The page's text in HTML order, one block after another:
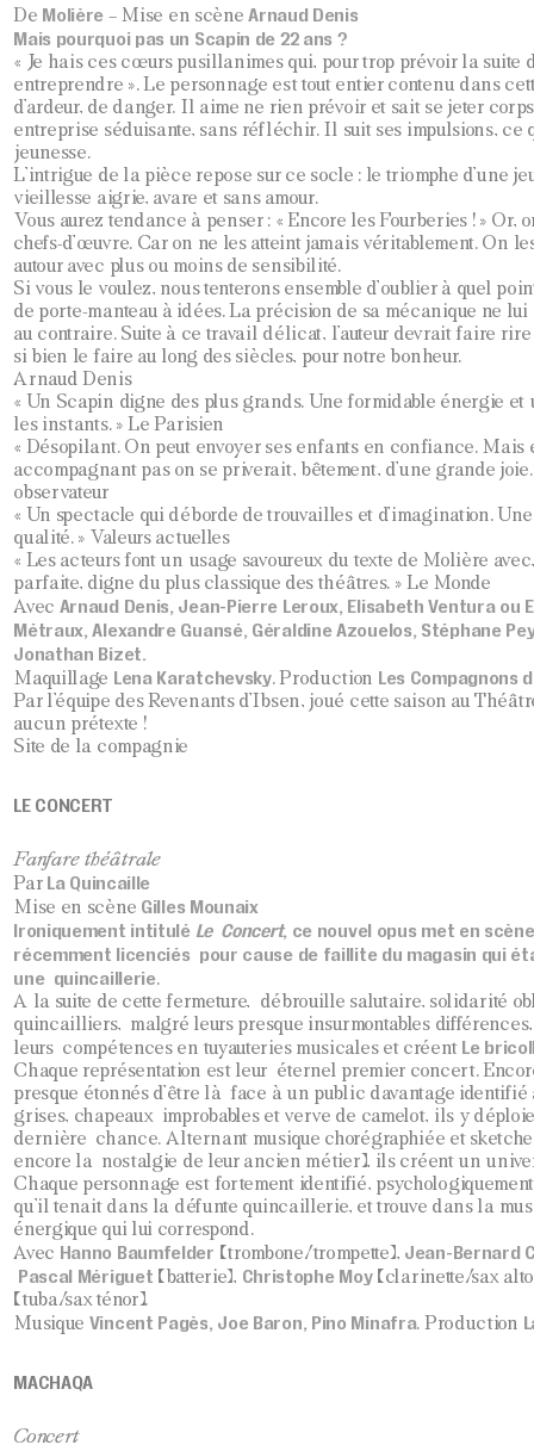
De Molière – Mise en scèneArnaud Denis
Mais pourquoi pas un Scapin de 22 ans ?
« Je hais ces cœurs pusillanimes qui, pour trop prévoir la suite
entreprendre ». Le personnage est tout entier contenu dans
d’ardeur, de danger. Il aime ne rien prévoir et sait se jeter
entreprise séduisante, sans réfléchir. Il suit ses impulsions, ce
jeunesse.
L’intrigue de la pièce repose sur ce socle : le triomphe d’une
vieillesse aigrie, avare et sans amour.
Vous aurez tendance à penser : « Encore les Fourberies ! » Or,
chefs-d’œuvre. Car on ne les atteint jamais véritablement. On
autour avec plus ou moins de sensibilité.
Si vous le voulez, nous tenterons ensemble d’oublier à quel
de porte-manteau à idées. La précision de sa mécanique ne
au contraire. Suite à ce travail délicat, l’auteur devrait faire
si bien le faire au long des siècles, pour notre bonheur.
Arnaud Denis
« Un Scapin digne des plus grands. Une formidable énergie et
les instants. » Le Parisien
« Désopilant. On peut envoyer ses enfants en confiance. Mais
accompagnant pas on se priverait, bêtement, d’une grande
observateur
« Un spectacle qui déborde de trouvailles et d’imagination.
qualité. » Valeurs actuelles
« Les acteurs font un usage savoureux du texte de Molière
parfaite, digne du plus classique des théâtres. » Le Monde
Avec Arnaud Denis, Jean-Pierre Leroux, Elisabeth Ventura ou
Métraux, Alexandre Guansé, Géraldine Azouelos, Stéphane
Jonathan Bizet.
Maquillage Lena Karatchevsky. Production Les Compagnons
Par l’équipe des Revenants d’Ibsen, joué cette saison au
aucun prétexte !
Site de la compagnie
LE CONCERT
Fanfare théâtrale
Par La Quincaille
Mise en scène Gilles Mounaix
Ironiquement intitulé Le Concert, ce nouvel opus met en
récemment licenciés pour cause de faillite du magasin qui
une quincaillerie.
A la suite de cette fermeture, débrouille salutaire, solidarité
quincailliers, malgré leurs presque insurmontables
leurs compétences en tuyauteries musicales et créent Le
Chaque représentation est leur éternel premier concert.
presque étonnés d’être là face à un public davantage
grises, chapeaux improbables et verve de camelot, ils y
dernière chance. Alternant musique chorégraphiée et
encore la nostalgie de leur ancien métier), ils créent un
Chaque personnage est fortement identifié,
qu’il tenait dans la défunte quincaillerie, et trouve dans la
énergique qui lui correspond.
Avec Hanno Baumfelder (trombone/trompette), Jean-Bernard
Pascal Mériguet (batterie), Christophe Moy(clarinette/sax
(tuba/sax ténor).
Musique Vincent Pagès, Joe Baron, Pino Minafra. Production
MACHAQA
Concert